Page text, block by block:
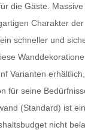
die Gäste.
Charakter der
schneller und
Varianten
für seine
(Standard) ist
nicht